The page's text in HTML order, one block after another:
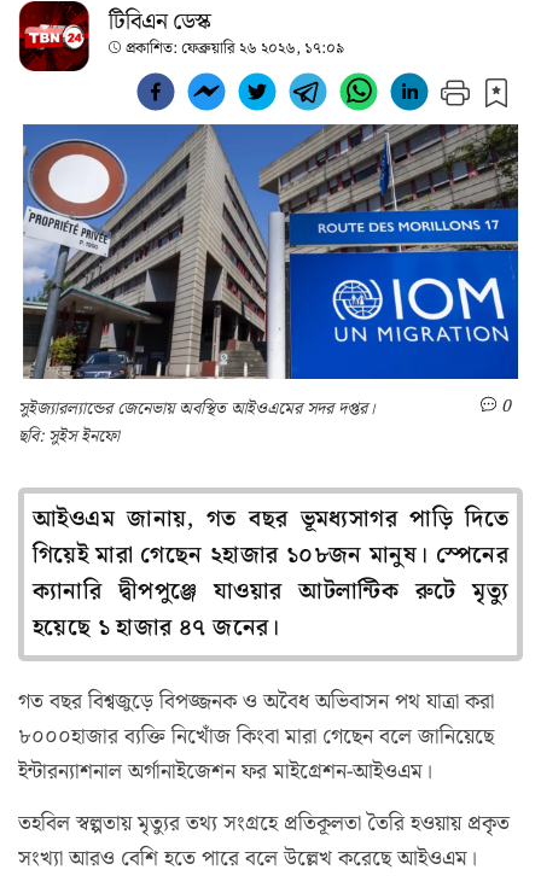
টিবিএন ডেস্ক
প্রকাশিত: ফেব্রুয়ারি ২৬ ২০২৬, ১৭:০৯
সুইজ্যারল্যান্ডের জেনেভায় অবস্থিত আইওএমের সদর দপ্তর।
ছবি: সুইস ইনফো
0
আইওএম জানায়, গত বছর ভূমধ্যসাগর পাড়ি দিতে
গিয়েই মারা গেছেন ২হাজার ১০৮জন মানুষ। স্পেনের
ক্যানারি দ্বীপপুঞ্জে যাওয়ার আটলান্টিক রুটে মৃত্যু
হয়েছে ১ হাজার ৪৭ জনের।
গত বছর বিশ্বজুড়ে বিপজ্জনক ও অবৈধ অভিবাসন পথ যাত্রা করা
৮০০০হাজার ব্যক্তি নিখোঁজ কিংবা মারা গেছেন বলে জানিয়েছে
ইন্টারন্যাশনাল অর্গানাইজেশন ফর মাইগ্রেশন-আইওএম।
তহবিল স্বল্পতায় মৃত্যুর তথ্য সংগ্রহে প্রতিকূলতা তৈরি হওয়ায় প্রকৃত
সংখ্যা আরও বেশি হতে পারে বলে উল্লেখ করেছে আইওএম।